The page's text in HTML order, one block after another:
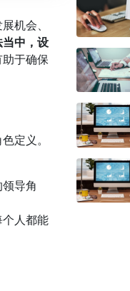
机会、
中，设
于确保
定义。
导角
人都能